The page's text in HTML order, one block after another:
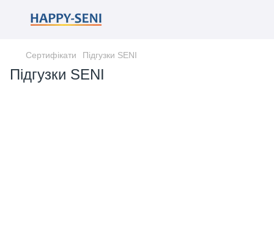
Сертифікати Підгузки SENI
Підгузки SENI